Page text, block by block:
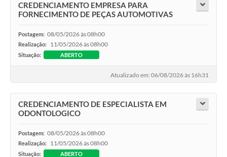
CREDENCIAMENTO EMPRESA PARA
FORNECIMENTO DE PEÇAS AUTOMOTIVAS
Postagem: 08/05/2026 às 08h00
Realização: 11/05/2026 às 08h00
Situação: ABERTO
Atualizado em: 06/08/2026 às 16h31
CREDENCIAMENTO DE ESPECIALISTA EM
ODONTOLOGICO
Postagem: 08/05/2026 às 08h00
Realização: 11/05/2026 às 08h00
Situação: ABERTO